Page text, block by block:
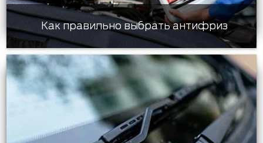
Как правильно выбрать антифриз